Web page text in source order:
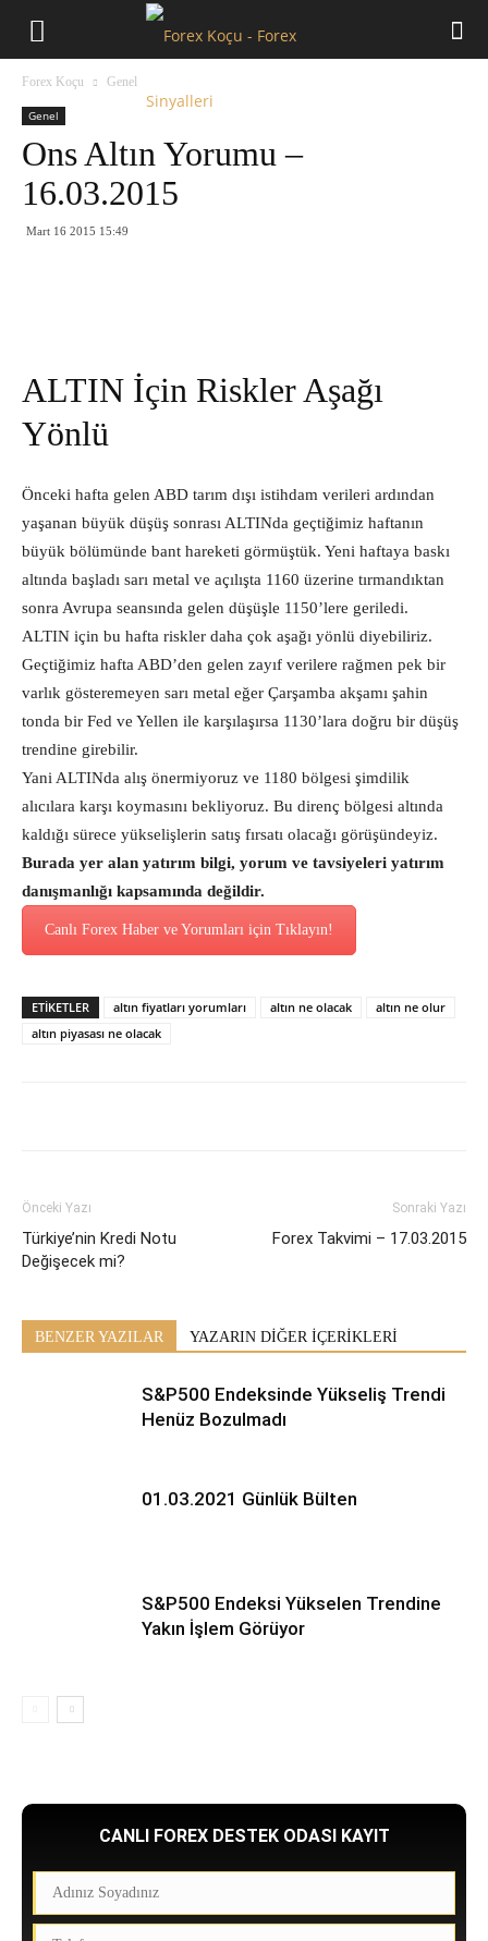
Forex Koçu Genel
Genel
Ons Altın Yorumu –
16.03.2015
Mart 16 2015 15:49
ALTIN İçin Riskler Aşağı
Yönlü
Önceki hafta gelen ABD tarım dışı istihdam verileri ardından
yaşanan büyük düşüş sonrası ALTINda geçtiğimiz haftanın
büyük bölümünde bant hareketi görmüştük. Yeni haftaya baskı
altında başladı sarı metal ve açılışta 1160 üzerine tırmandıktan
sonra Avrupa seansında gelen düşüşle 1150’lere geriledi.
ALTIN için bu hafta riskler daha çok aşağı yönlü diyebiliriz.
Geçtiğimiz hafta ABD’den gelen zayıf verilere rağmen pek bir
varlık gösteremeyen sarı metal eğer Çarşamba akşamı şahin
tonda bir Fed ve Yellen ile karşılaşırsa 1130’lara doğru bir düşüş
trendine girebilir.
Yani ALTINda alış önermiyoruz ve 1180 bölgesi şimdilik
alıcılara karşı koymasını bekliyoruz. Bu direnç bölgesi altında
kaldığı sürece yükselişlerin satış fırsatı olacağı görüşündeyiz.
Burada yer alan yatırım bilgi, yorum ve tavsiyeleri yatırım
danışmanlığı kapsamında değildir.
Canlı Forex Haber ve Yorumları için Tıklayın!
ETİKETLER altın fiyatları yorumları altın ne olacak
altın ne olur
altın piyasası ne olacak
Önceki Yazı
Türkiye’nin Kredi Notu
Değişecek mi?
Sonraki Yazı
Forex Takvimi – 17.03.2015
BENZER YAZILAR YAZARIN DİĞER İÇERİKLERİ
S&P500 Endeksinde Yükseliş Trendi
Henüz Bozulmadı
01.03.2021 Günlük Bülten
S&P500 Endeksi Yükselen Trendine
Yakın İşlem Görüyor
CANLI FOREX DESTEK ODASI KAYIT